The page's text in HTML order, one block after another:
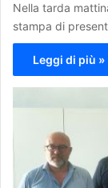
Nella tarda
stampa di
Leggi di più »